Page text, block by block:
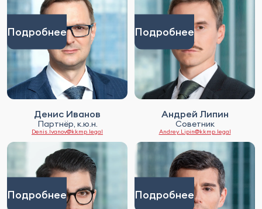
Подробнее
Денис Иванов
Партнёр, к.ю.н.
Denis.Ivanov@kkmp.legal
Подробнее
Андрей Липин
Советник
Andrey.Lipin@kkmp.legal
Подробнее Подробнее